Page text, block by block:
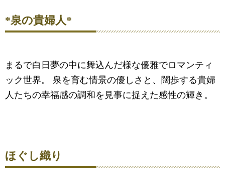
*泉の貴婦人*
まるで白日夢の中に舞込んだ様な優雅でロマンティ
ック世界。 泉を育む情景の優しさと、闊歩する貴婦
人たちの幸福感の調和を見事に捉えた感性の輝き。
ほぐし織り